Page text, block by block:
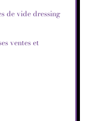
de vide dressing
ventes et